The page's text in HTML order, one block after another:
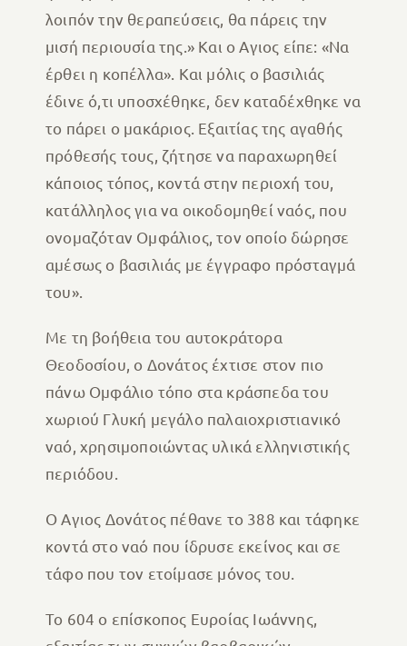
λοιπόν την θεραπεύσεις, θα πάρεις την
μισή περιουσία της.» Και ο Αγιος είπε: «Να
έρθει η κοπέλλα». Και μόλις ο βασιλιάς
έδινε ό,τι υποσχέθηκε, δεν καταδέχθηκε να
το πάρει ο μακάριος. Εξαιτίας της αγαθής
πρόθεσής τους, ζήτησε να παραχωρηθεί
κάποιος τόπος, κοντά στην περιοχή του,
κατάλληλος για να οικοδομηθεί ναός, που
ονομαζόταν Ομφάλιος, τον οποίο δώρησε
αμέσως ο βασιλιάς με έγγραφο πρόσταγμά
του».
Με τη βοήθεια του αυτοκράτορα
Θεοδοσίου, ο Δονάτος έχτισε στον πιο
πάνω Ομφάλιο τόπο στα κράσπεδα του
χωριού Γλυκή μεγάλο παλαιοχριστιανικό
ναό, χρησιμοποιώντας υλικά ελληνιστικής
περιόδου.
Ο Αγιος Δονάτος πέθανε το 388 και τάφηκε
κοντά στο ναό που ίδρυσε εκείνος και σε
τάφο που τον ετοίμασε μόνος του.
Το 604 ο επίσκοπος Ευροίας Ιωάννης,